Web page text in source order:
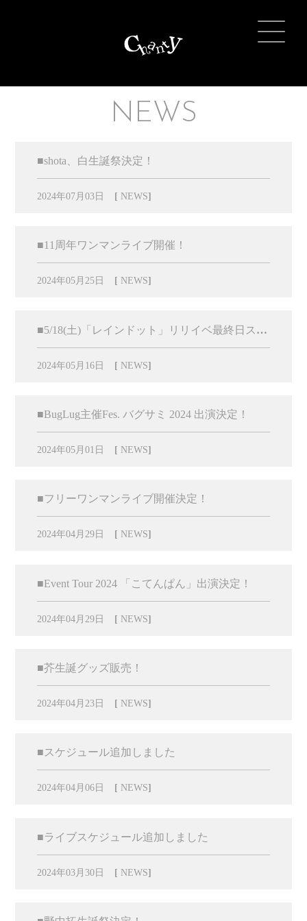
NEWS
■shota、白生誕祭決定！
2024年07月03日 [ NEWS]
■11周年ワンマンライブ開催！
2024年05月25日 [ NEWS]
■5/18(土)「レインドット」リリイベ最終日スペシャル特典会の参加に関しまして
2024年05月16日 [ NEWS]
■BugLug主催Fes. バグサミ 2024 出演決定！
2024年05月01日 [ NEWS]
■フリーワンマンライブ開催決定！
2024年04月29日 [ NEWS]
■Event Tour 2024 「こてんぱん」出演決定！
2024年04月29日 [ NEWS]
■芥生誕グッズ販売！
2024年04月23日 [ NEWS]
■スケジュール追加しました
2024年04月06日 [ NEWS]
■ライブスケジュール追加しました
2024年03月30日 [ NEWS]